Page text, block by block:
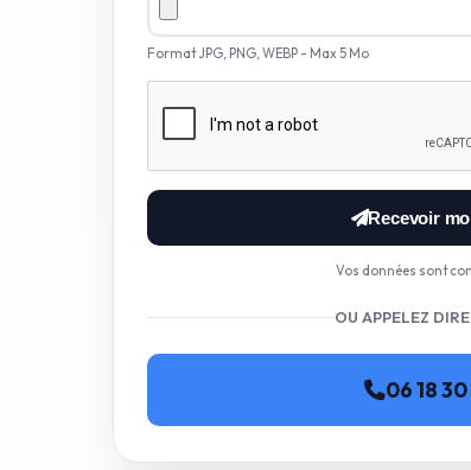
Format JPG, PNG, WEBP - Max 5 Mo
Recevoir
Vos données sont
OU APPELEZ
06 18 30